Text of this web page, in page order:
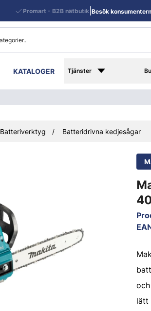
KATALOGER Tjänster
Promart - B2B nätbutik Besök
Batteriverktyg Batteridrivna kedjesågar
lätt